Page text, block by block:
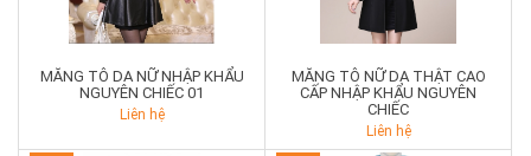
MĂNG TÔ DA NỮ NHẬP KHẨU
NGUYÊN CHIẾC 01
Liên hệ
MĂNG TÔ NỮ DA THẬT CAO
CẤP NHẬP KHẨU NGUYÊN
CHIẾC
Liên hệ